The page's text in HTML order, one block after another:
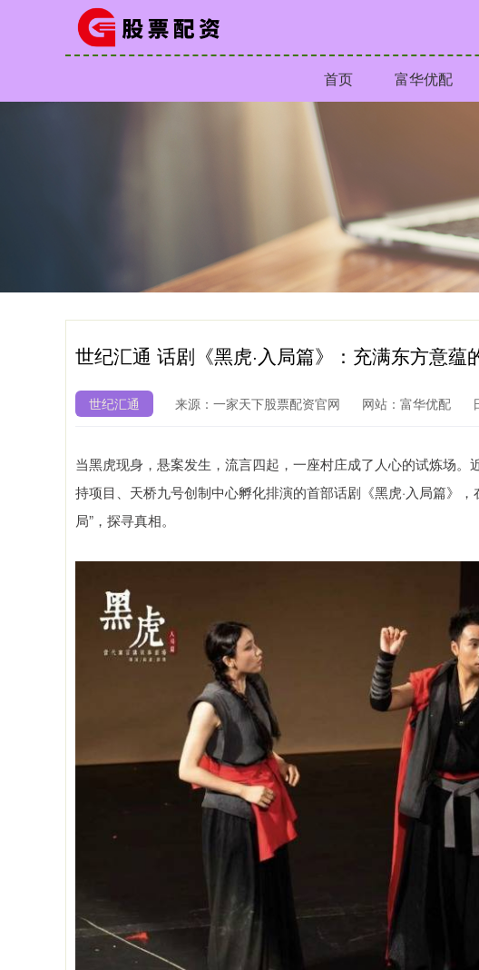
首页 富华优配
世纪汇通 话剧《黑虎·入局篇》：充满东方意蕴
世纪汇通 来源：一家天下股票配资官网 网站：富华优配
当黑虎现身，悬案发生，流言四起，一座村庄成了人心的试炼场。
持项目、天桥九号创制中心孵化排演的首部话剧《黑虎·入局篇》
局”，探寻真相。